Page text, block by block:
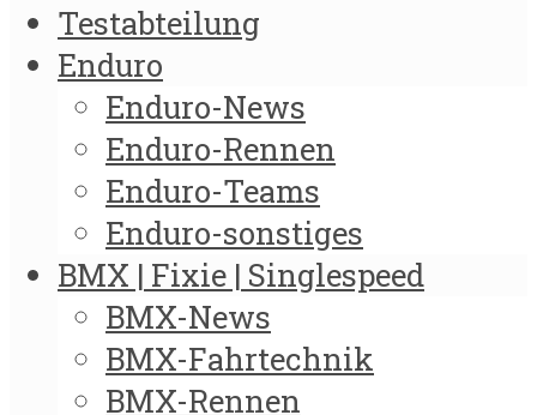
Testabteilung
Enduro
Enduro-News
Enduro-Rennen
Enduro-Teams
Enduro-sonstiges
BMX | Fixie | Singlespeed
BMX-News
BMX-Fahrtechnik
BMX-Rennen